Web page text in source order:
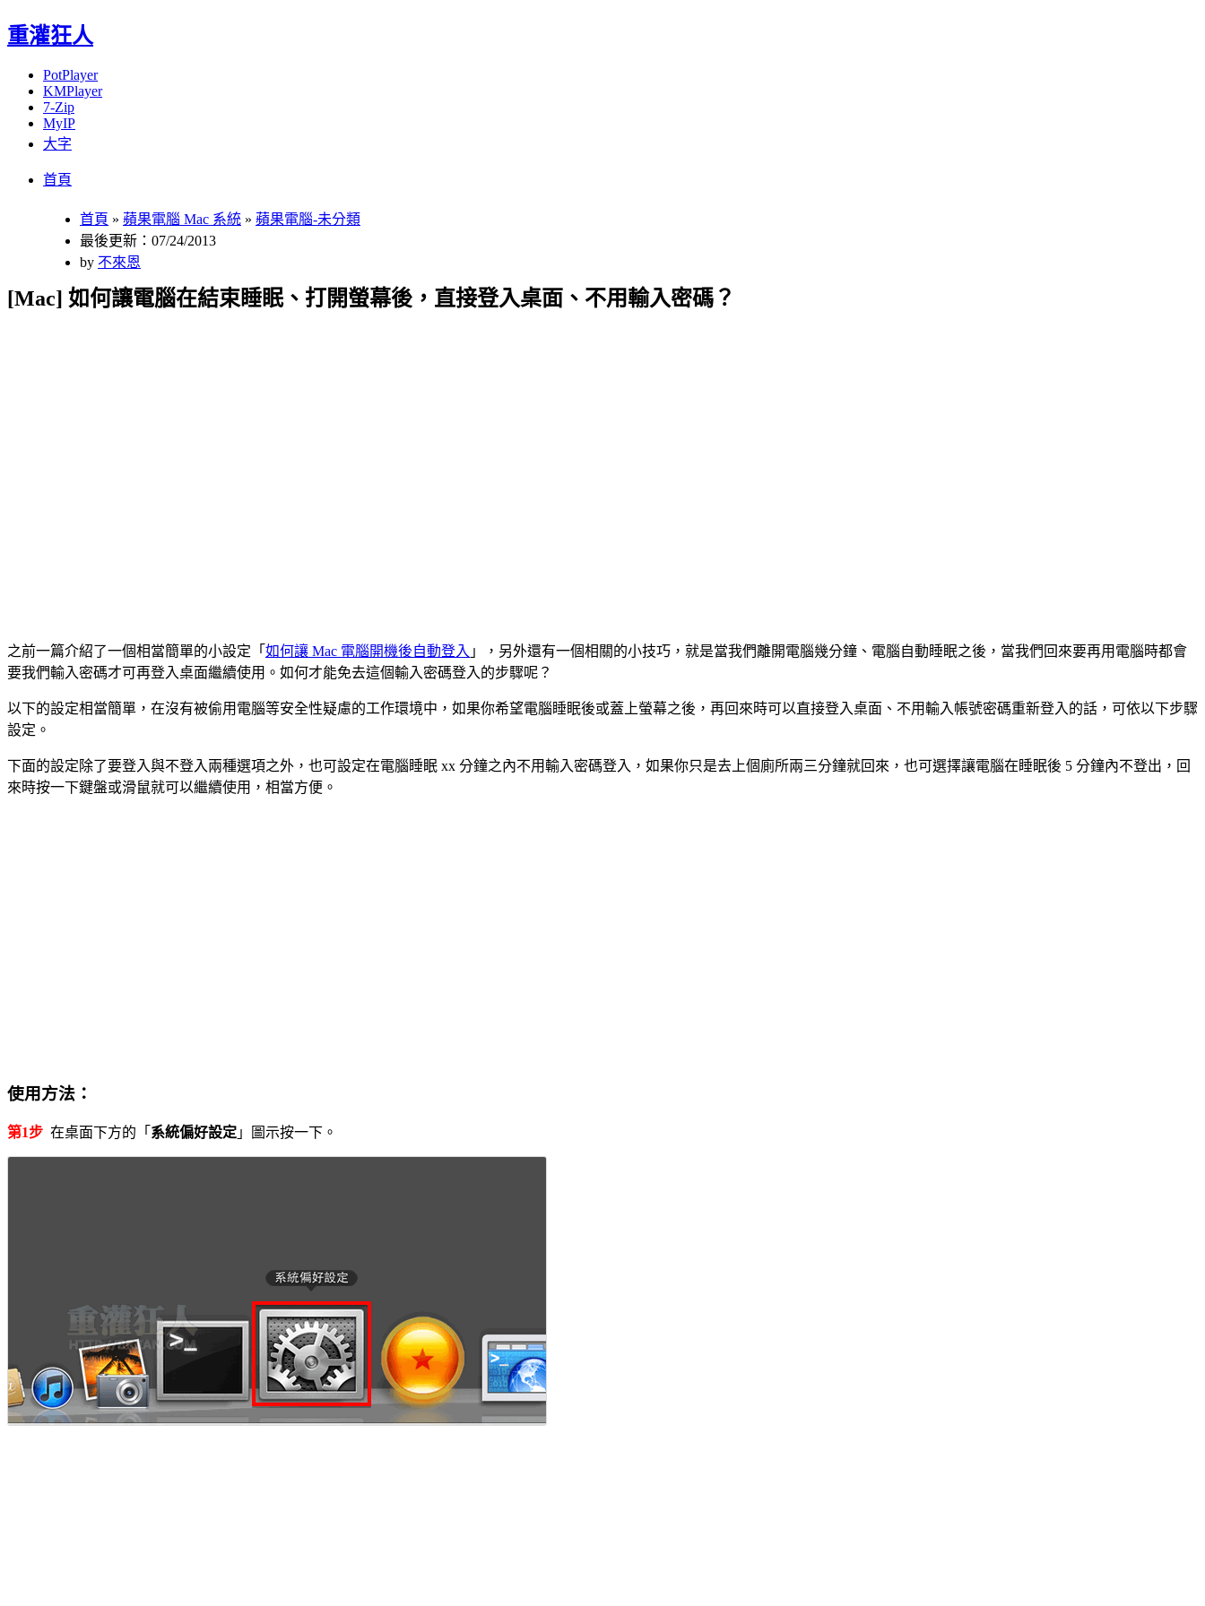
重灌狂人
PotPlayer
KMPlayer
7-Zip
MyIP
大字
首頁
首頁 » 蘋果電腦 Mac 系統 » 蘋果電腦-未分類
最後更新：07/24/2013
by 不來恩
[Mac] 如何讓電腦在結束睡眠、打開螢幕後，直接登入桌面、不用輸入密碼？
之前一篇介紹了一個相當簡單的小設定「 如何讓 Mac 電腦開機後自動登入 」，另外還有一個相關的小技巧，就是當我們離開電腦幾分鐘、電腦自動睡眠之後，當我們回來要再用電腦時都會
要我們輸入密碼才可再登入桌面繼續使用。如何才能免去這個輸入密碼登入的步驟呢？
以下的設定相當簡單，在沒有被偷用電腦等安全性疑慮的工作環境中，如果你希望電腦睡眠後或蓋上螢幕之後，再回來時可以直接登入桌面、不用輸入帳號密碼重新登入的話，可依以下步驟
設定。
下面的設定除了要登入與不登入兩種選項之外，也可設定在電腦睡眠 xx 分鐘之內不用輸入密碼登入，如果你只是去上個廁所兩三分鐘就回來，也可選擇讓電腦在睡眠後 5 分鐘內不登出，回
來時按一下鍵盤或滑鼠就可以繼續使用，相當方便。
使用方法：
第1步 在桌面下方的「 系統偏好設定 」圖示按一下。